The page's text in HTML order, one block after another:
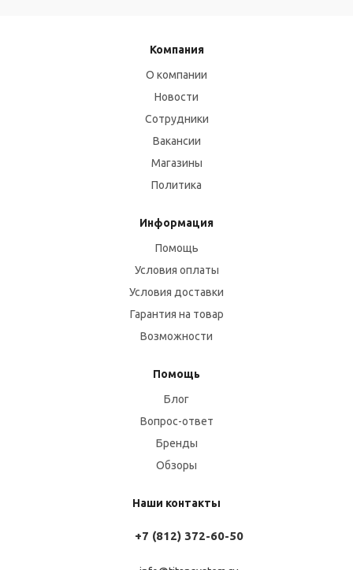
Компания
О компании
Новости
Сотрудники
Вакансии
Магазины
Политика
Информация
Помощь
Условия оплаты
Условия доставки
Гарантия на товар
Возможности
Помощь
Блог
Вопрос-ответ
Бренды
Обзоры
Наши контакты
+7 (812) 372-60-50